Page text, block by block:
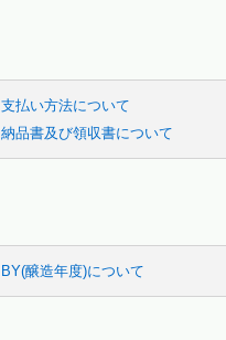
支払い方法について
納品書及び領収書について
BY(醸造年度)について